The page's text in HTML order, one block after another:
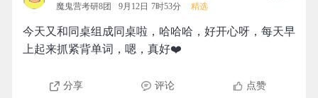
魔鬼营考研8团 9月12日 7时53分 精选
今天又和同桌组成同桌啦，哈哈哈，好开心呀，每天早
上起来抓紧背单词，嗯，真好❤️
分享 评论 点赞